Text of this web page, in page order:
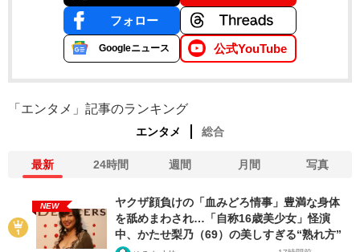
フォロー
Googleニュース 公式YouTube
「エンタメ」記事のランキング
エンタメ 総合
最新 24時間 週間 月間 写真
NEW
ヤクザ顔負けの「血みどろ情事」豊満な身体
を舐めまわされ…「自称16歳美少女」怪演
中、かたせ梨乃（69）の美しすぎる“熟れ方”